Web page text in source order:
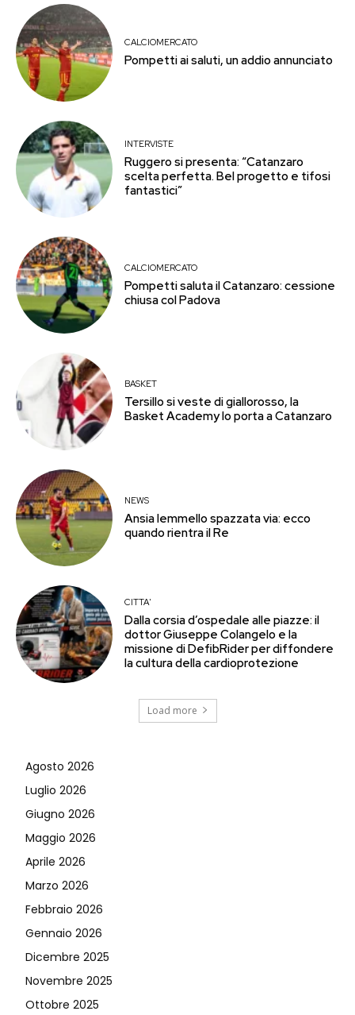
CALCIOMERCATO
Pompetti ai saluti, un addio annunciato
INTERVISTE
Ruggero si presenta: “Catanzaro
scelta perfetta. Bel progetto e tifosi
fantastici”
CALCIOMERCATO
Pompetti saluta il Catanzaro: cessione
chiusa col Padova
BASKET
Tersillo si veste di giallorosso, la
Basket Academy lo porta a Catanzaro
NEWS
Ansia Iemmello spazzata via: ecco
quando rientra il Re
CITTA'
Dalla corsia d’ospedale alle piazze: il
dottor Giuseppe Colangelo e la
missione di DefibRider per diffondere
la cultura della cardioprotezione
Load more
Agosto 2026
Luglio 2026
Giugno 2026
Maggio 2026
Aprile 2026
Marzo 2026
Febbraio 2026
Gennaio 2026
Dicembre 2025
Novembre 2025
Ottobre 2025